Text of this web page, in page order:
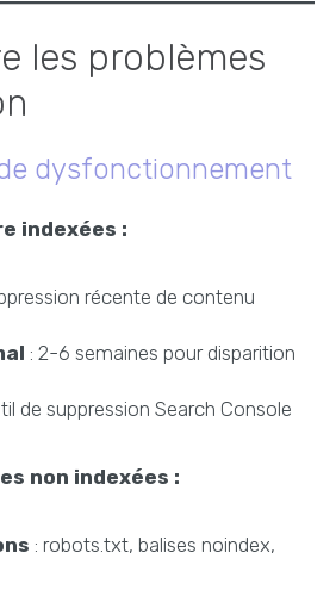
les problèmes
dysfonctionnement
indexées :
récente de contenu
: 2-6 semaines pour disparition
de suppression Search Console
non indexées :
: robots.txt, balises noindex,